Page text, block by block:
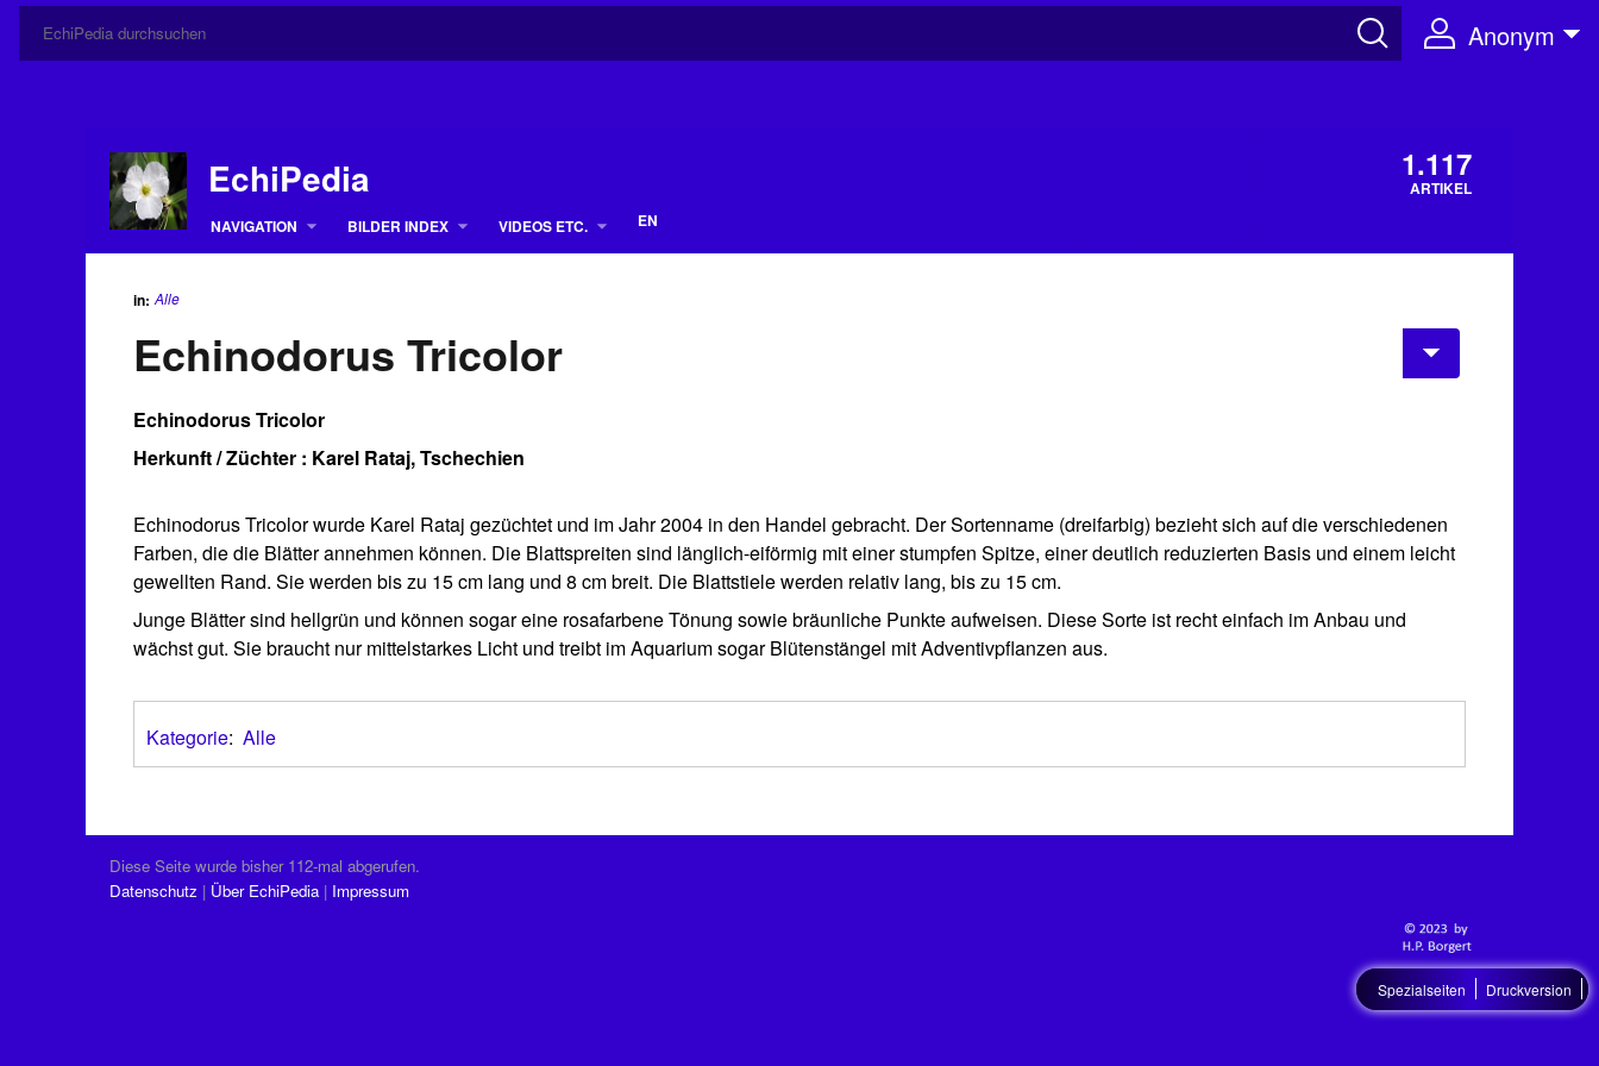
Anonym
EchiPedia 1.117
ARTIKEL
NAVIGATION
BILDER INDEX VIDEOS ETC. EN
in: Alle
Echinodorus Tricolor
Echinodorus Tricolor
Herkunft / Züchter : Karel Rataj, Tschechien
Echinodorus Tricolor wurde Karel Rataj gezüchtet und im Jahr 2004 in den Handel gebracht. Der Sortenname (dreifarbig) bezieht sich auf die verschiedenen
Farben, die die Blätter annehmen können. Die Blattspreiten sind länglich-eiförmig mit einer stumpfen Spitze, einer deutlich reduzierten Basis und einem leicht
gewellten Rand. Sie werden bis zu 15 cm lang und 8 cm breit. Die Blattstiele werden relativ lang, bis zu 15 cm.
Junge Blätter sind hellgrün und können sogar eine rosafarbene Tönung sowie bräunliche Punkte aufweisen. Diese Sorte ist recht einfach im Anbau und
wächst gut. Sie braucht nur mittelstarkes Licht und treibt im Aquarium sogar Blütenstängel mit Adventivpflanzen aus.
Kategorie: Alle
Diese Seite wurde bisher 112-mal abgerufen.
Datenschutz
Über EchiPedia Impressum
Spezialseiten Druckversion